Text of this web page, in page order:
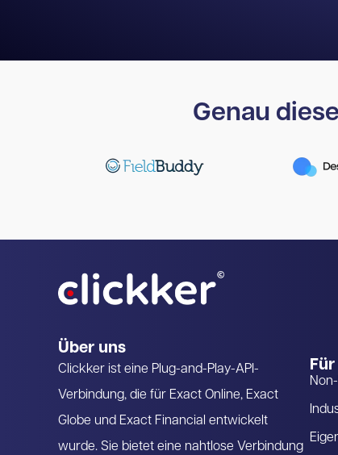
Genau
Über uns
Clickker ist eine Plug-and-Play-API-
Verbindung, die für Exact Online, Exact
Globe und Exact Financial entwickelt
wurde. Sie bietet eine nahtlose Verbindung